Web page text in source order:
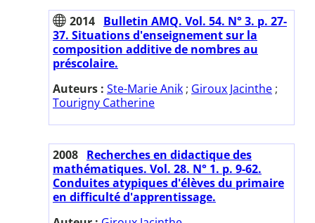
2014 Bulletin AMQ. Vol. 54. N° 3. p. 27-
37. Situations d'enseignement sur la
composition additive de nombres au
préscolaire.
Auteurs : Ste-Marie Anik ; Giroux Jacinthe ;
Tourigny Catherine
2008 Recherches en didactique des
mathématiques. Vol. 28. N° 1. p. 9-62.
Conduites atypiques d'élèves du primaire
en difficulté d'apprentissage.